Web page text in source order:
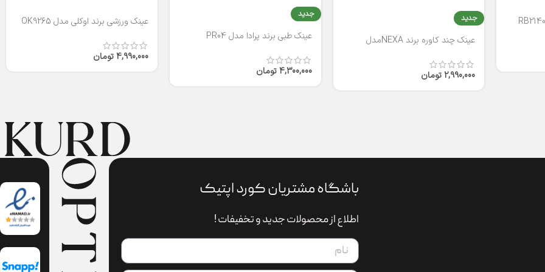
جدید
عینک چند کاوره برند NEXAمدل
2,990,000 تومان
جدید
عینک طبی برند پرادا مدل PR04
4,300,000 تومان
عینک ورزشی برند اوکلی مدل OK9265
4,990,000 تومان
باشگاه مشتریان کورد اپتیک
اطلاع از محصولات جدید و تخفیفات !